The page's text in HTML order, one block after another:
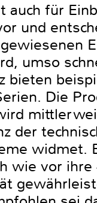
für
und
umso
bieten
Die
der
widmet.
wie vor